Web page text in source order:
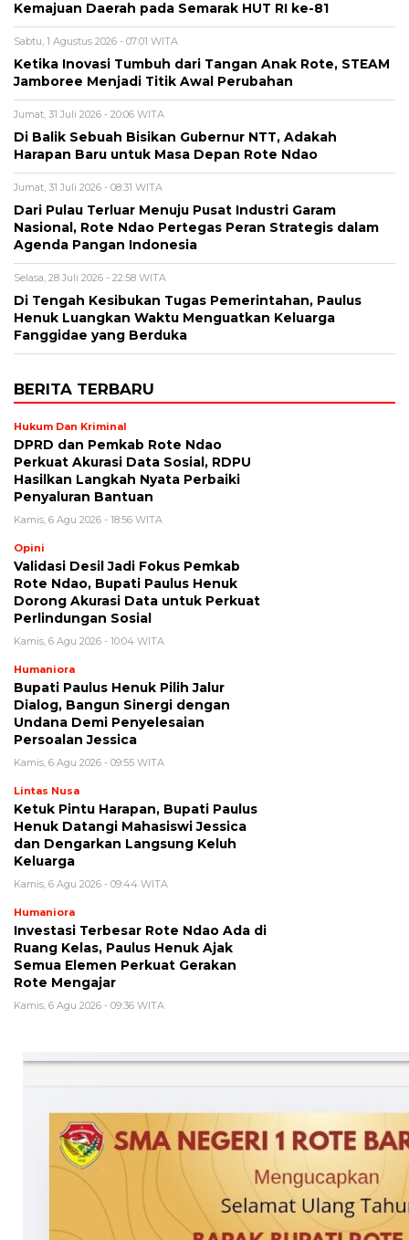
Kemajuan Daerah pada Semarak HUT RI ke-81
Sabtu, 1 Agustus 2026 - 07:01 WITA
Ketika Inovasi Tumbuh dari Tangan Anak Rote, STEAM
Jamboree Menjadi Titik Awal Perubahan
Jumat, 31 Juli 2026 - 20:06 WITA
Di Balik Sebuah Bisikan Gubernur NTT, Adakah
Harapan Baru untuk Masa Depan Rote Ndao
Jumat, 31 Juli 2026 - 08:31 WITA
Dari Pulau Terluar Menuju Pusat Industri Garam
Nasional, Rote Ndao Pertegas Peran Strategis dalam
Agenda Pangan Indonesia
Selasa, 28 Juli 2026 - 22:58 WITA
Di Tengah Kesibukan Tugas Pemerintahan, Paulus
Henuk Luangkan Waktu Menguatkan Keluarga
Fanggidae yang Berduka
BERITA TERBARU
Hukum Dan Kriminal
DPRD dan Pemkab Rote Ndao
Perkuat Akurasi Data Sosial, RDPU
Hasilkan Langkah Nyata Perbaiki
Penyaluran Bantuan
Kamis, 6 Agu 2026 - 18:56 WITA
Opini
Validasi Desil Jadi Fokus Pemkab
Rote Ndao, Bupati Paulus Henuk
Dorong Akurasi Data untuk Perkuat
Perlindungan Sosial
Kamis, 6 Agu 2026 - 10:04 WITA
Humaniora
Bupati Paulus Henuk Pilih Jalur
Dialog, Bangun Sinergi dengan
Undana Demi Penyelesaian
Persoalan Jessica
Kamis, 6 Agu 2026 - 09:55 WITA
Lintas Nusa
Ketuk Pintu Harapan, Bupati Paulus
Henuk Datangi Mahasiswi Jessica
dan Dengarkan Langsung Keluh
Keluarga
Kamis, 6 Agu 2026 - 09:44 WITA
Humaniora
Investasi Terbesar Rote Ndao Ada di
Ruang Kelas, Paulus Henuk Ajak
Semua Elemen Perkuat Gerakan
Rote Mengajar
Kamis, 6 Agu 2026 - 09:36 WITA